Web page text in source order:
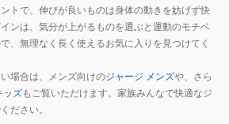
トで、伸びが良いものは身体の動きを妨げず快
ンは、気分が上がるものを選ぶと運動のモチベ
、無理なく長く使えるお気に入りを見つけてく
場合は、メンズ向けのジャージ メンズや、さら
ッズもご覧いただけます。家族みんなで快適なジ
ださい。